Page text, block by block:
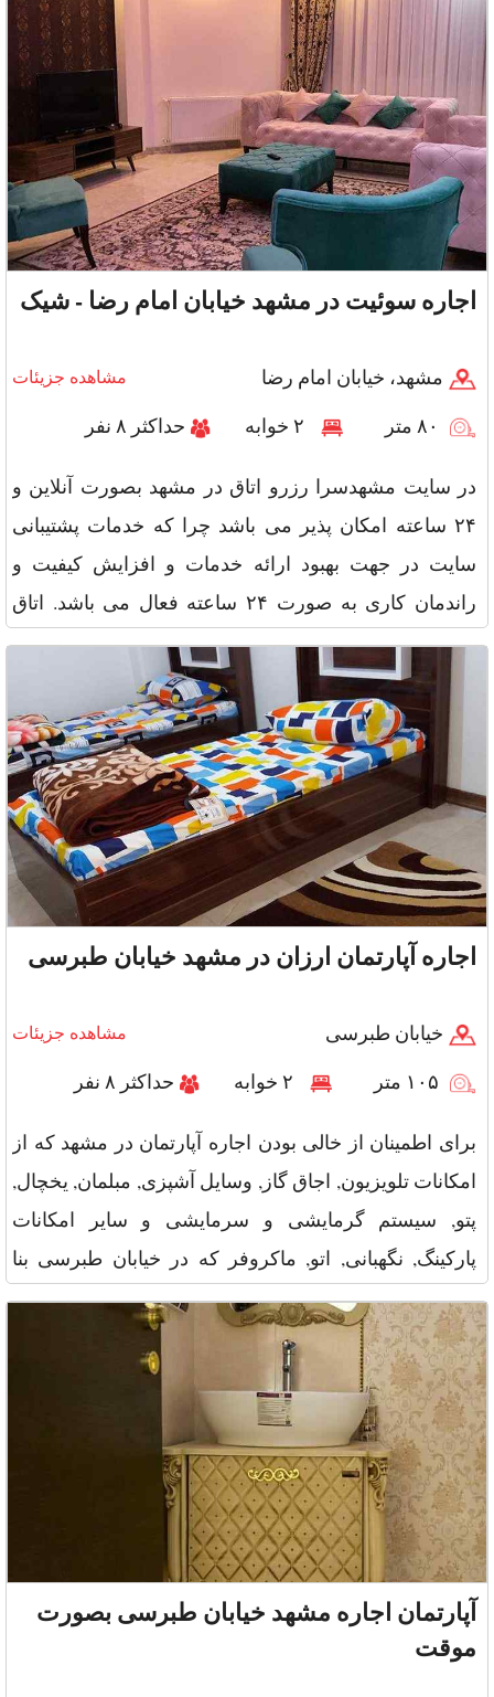
اجاره سوئیت در مشهد خیابان امام رضا - شیک
مشهد، خیابان امام رضا مشاهده جزیئات
حداکثر ۸ نفر
در سایت مشهدسرا رزرو اتاق در مشهد بصورت آنلاین و
۲۴ ساعته امکان پذیر می باشد چرا که خدمات پشتیبانی
سایت در جهت بهبود ارائه خدمات و افزایش کیفیت و
راندمان کاری به صورت ۲۴ ساعته فعال می باشد. اتاق
مبله فوق یکی از مکان های
اجاره آپارتمان ارزان در مشهد خیابان طبرسی
خیابان طبرسی مشاهده جزیئات
حداکثر ۸ نفر
برای اطمینان از خالی بودن اجاره آپارتمان در مشهد که از
امکانات تلویزیون, اجاق گاز, وسایل آشپزی, مبلمان, یخچال,
پتو, سیستم گرمایشی و سرمایشی و سایر امکانات
پارکینگ, نگهبانی, اتو, ماکروفر که در خیابان طبرسی بنا
شده و با مت
آپارتمان اجاره مشهد خیابان طبرسی بصورت
موقت